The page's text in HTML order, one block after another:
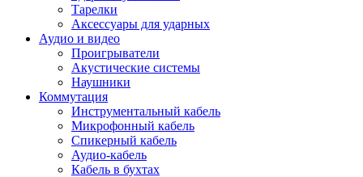
Тарелки
Аксессуары для ударных
Аудио и видео
Проигрыватели
Акустические системы
Наушники
Коммутация
Инструментальный кабель
Микрофонный кабель
Спикерный кабель
Аудио-кабель
Кабель в бухтах